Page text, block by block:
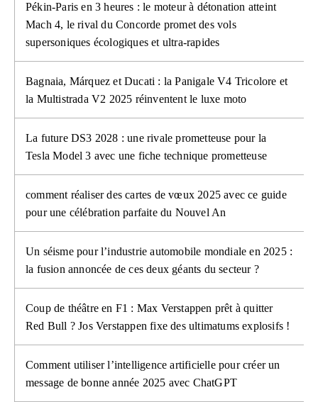
Pékin-Paris en 3 heures : le moteur à détonation atteint
Mach 4, le rival du Concorde promet des vols
supersoniques écologiques et ultra-rapides
Bagnaia, Márquez et Ducati : la Panigale V4 Tricolore et
la Multistrada V2 2025 réinventent le luxe moto
La future DS3 2028 : une rivale prometteuse pour la
Tesla Model 3 avec une fiche technique prometteuse
comment réaliser des cartes de vœux 2025 avec ce guide
pour une célébration parfaite du Nouvel An
Un séisme pour l’industrie automobile mondiale en 2025 :
la fusion annoncée de ces deux géants du secteur ?
Coup de théâtre en F1 : Max Verstappen prêt à quitter
Red Bull ? Jos Verstappen fixe des ultimatums explosifs !
Comment utiliser l’intelligence artificielle pour créer un
message de bonne année 2025 avec ChatGPT